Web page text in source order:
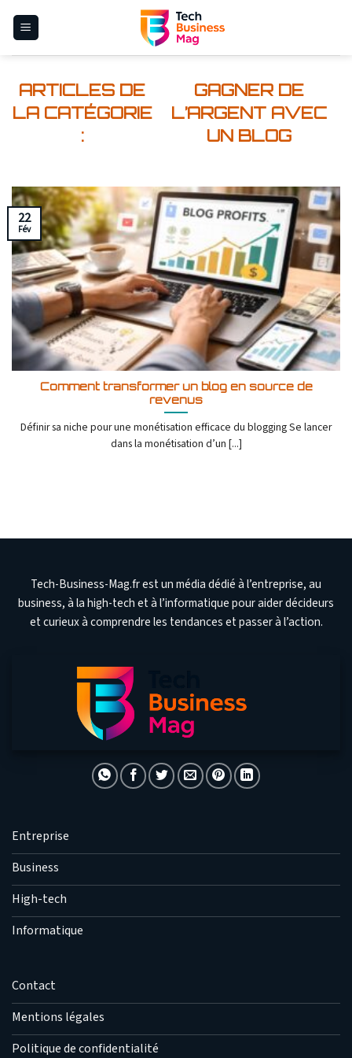
GAGNER DE
L’ARGENT AVEC
UN BLOG
Comment transformer un blog en source de
revenus
Définir sa niche pour une monétisation efficace du blogging Se lancer
dans la monétisation d’un [...]
22
Fév
Tech-Business-Mag.fr est un média dédié à l’entreprise, au
business, à la high-tech et à l’informatique pour aider décideurs
et curieux à comprendre les tendances et passer à l’action.
Entreprise
Business
High-tech
Informatique
Contact
Mentions légales
Politique de confidentialité